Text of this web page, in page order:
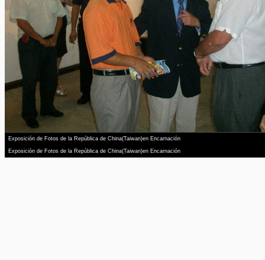
Exposición de Fotos de la República de China(Taiwan)en Encarnación
Exposición de Fotos de la República de China(Taiwan)en Encarnación